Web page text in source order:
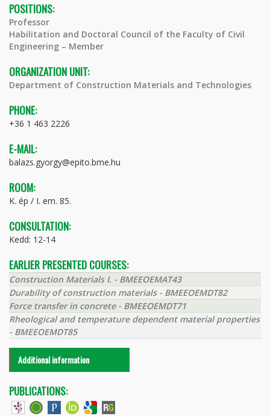
POSITIONS:
Professor
Habilitation and Doctoral Council of the Faculty of Civil
Engineering – Member
ORGANIZATION UNIT:
Department of Construction Materials and Technologies
PHONE:
+36 1 463 2226
E-MAIL:
balazs.gyorgy@epito.bme.hu
ROOM:
K. ép / I. em. 85.
CONSULTATION:
Kedd: 12-14
EARLIER PRESENTED COURSES:
Construction Materials I. - BMEEOEMAT43
Durability of construction materials - BMEEOEMDT82
Force transfer in concrete - BMEEOEMDT71
Rheological and temperature dependent material properties
- BMEEOEMDT85
Additional information
PUBLICATIONS: